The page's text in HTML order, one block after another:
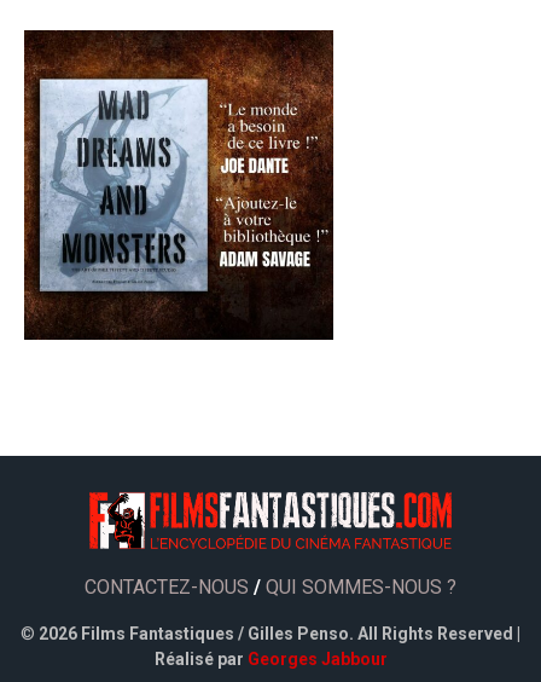
CONTACTEZ-NOUS / QUI SOMMES-NOUS ?
© 2026 Films Fantastiques / Gilles Penso. All Rights Reserved |
Réalisé par Georges Jabbour